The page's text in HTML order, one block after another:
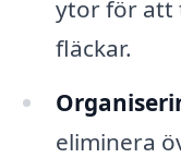
ytor för att
fläckar.
eliminera